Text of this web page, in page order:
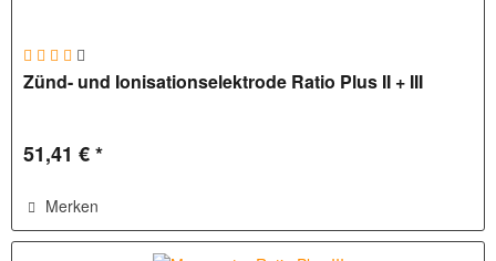
Zünd- und Ionisationselektrode Ratio Plus II + III
51,41 € *
Merken